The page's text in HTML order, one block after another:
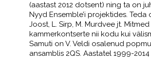
(aastast 2012 dotsent) ning ta on
Nyyd Ensemble’i projektides.
Joost, L. Sirp, M. Murdvee jt.
kammerkontserte nii kodu kui
Samuti on V. Veldi osalenud
ansamblis 2QS. Aastatel 1999-